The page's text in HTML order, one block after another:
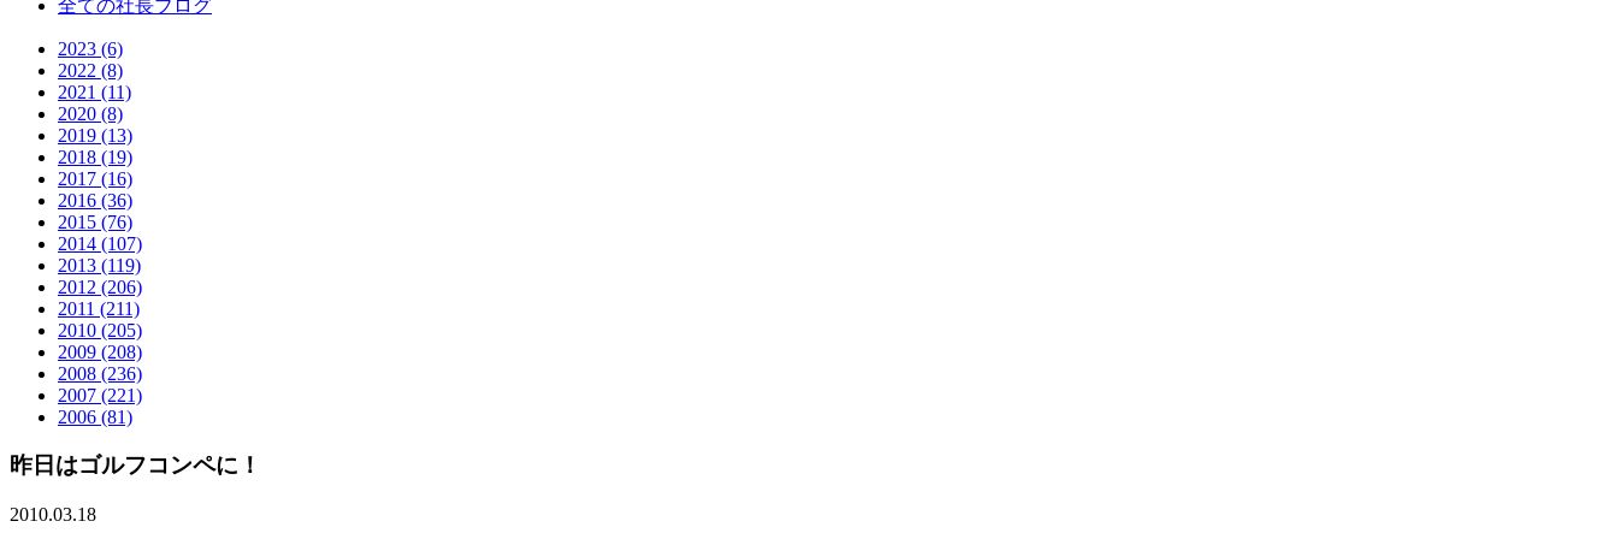
全ての社長ブログ
2023 (6)
2022 (8)
2021 (11)
2020 (8)
2019 (13)
2018 (19)
2017 (16)
2016 (36)
2015 (76)
2014 (107)
2013 (119)
2012 (206)
2011 (211)
2010 (205)
2009 (208)
2008 (236)
2007 (221)
2006 (81)
昨日はゴルフコンペに！
2010.03.18